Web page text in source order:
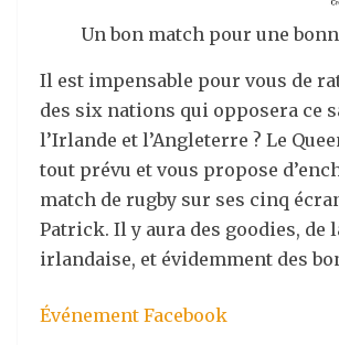
Un bon match pour une
Il est impensable pour vous de
des six nations qui opposera ce
l’Irlande et l’Angleterre ? Le
tout prévu et vous propose
match de rugby sur ses cinq
Patrick. Il y aura des goodies, de
irlandaise, et évidemment des
Événement Facebook